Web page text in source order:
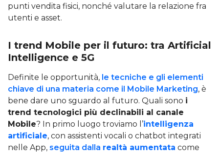
punti vendita fisici, nonché valutare la relazione fra
utenti e asset.
I trend Mobile per il futuro: tra Artificial
Intelligence e 5G
Definite le opportunità, le tecniche e gli elementi
chiave di una materia come il Mobile Marketing, è
bene dare uno sguardo al futuro. Quali sono i
trend tecnologici più declinabili al canale
Mobile? In primo luogo troviamo l’intelligenza
artificiale, con assistenti vocali o chatbot integrati
nelle App, seguita dalla realtà aumentata come